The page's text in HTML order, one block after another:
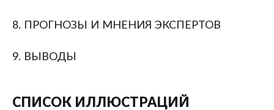
8. ПРОГНОЗЫ И МНЕНИЯ ЭКСПЕРТОВ
9. ВЫВОДЫ
СПИСОК ИЛЛЮСТРАЦИЙ